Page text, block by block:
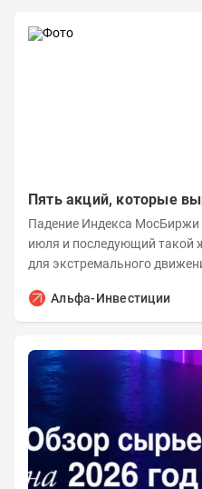
Пять акций, которые
Падение Индекса МосБиржи
июля и последующий такой
для экстремального
Альфа-Инвестиции